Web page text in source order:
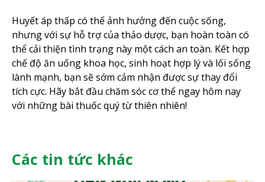
Huyết áp thấp có thể ảnh hưởng đến cuộc sống,
nhưng với sự hỗ trợ của thảo dược, bạn hoàn toàn có
thể cải thiện tình trạng này một cách an toàn. Kết hợp
chế độ ăn uống khoa học, sinh hoạt hợp lý và lối sống
lành mạnh, bạn sẽ sớm cảm nhận được sự thay đổi
tích cực. Hãy bắt đầu chăm sóc cơ thể ngay hôm nay
với những bài thuốc quý từ thiên nhiên!
Các tin tức khác